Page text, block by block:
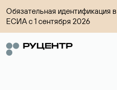
Обязательная идентификация в
ЕСИА с 1 сентября 2026